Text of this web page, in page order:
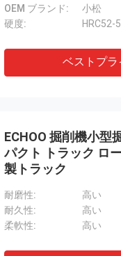
OEM ブランド:
小松
硬度:
HRC52-
ベストプラ
ECHOO 掘削機小型
パクト トラック ロ
製トラック
耐磨性:
高い
耐久性:
高い
柔軟性:
高い